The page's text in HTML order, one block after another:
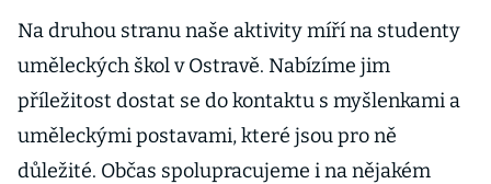
Na druhou stranu naše aktivity míří na studenty
uměleckých škol v Ostravě. Nabízíme jim
příležitost dostat se do kontaktu s myšlenkami a
uměleckými postavami, které jsou pro ně
důležité. Občas spolupracujeme i na nějakém